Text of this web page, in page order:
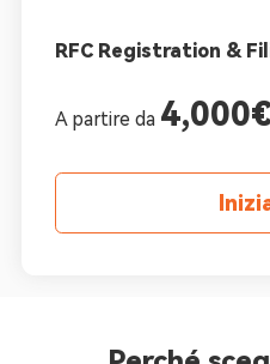
RFC Registration &
A partire da